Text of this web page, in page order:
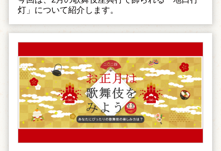
灯」について紹介します。